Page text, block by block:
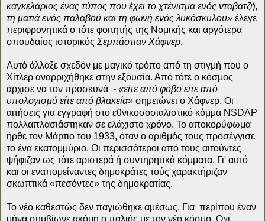
καγκελάριος ένας τύπος που έχει το χτένισμα ενός νταβατζή,
τη ματιά ενός παλαβού και τη φωνή ενός λυκόσκυλου» έλεγε
περιφρονητικά ο τότε φοιτητής της Νομικής και αργότερα
σπουδαίος ιστορικός Σεμπάστιαν Χάφνερ.
Αυτό άλλαξε σχεδόν με μαγικό τρόπο από τη στιγμή που ο
Χίτλερ αναρριχήθηκε στην εξουσία. Από τότε ο κόσμος
άρχισε να τον προσκυνά - «είτε από φόβο είτε από
υπολογισμό είτε από βλακεία» σημειώνει ο Χάφνερ. Οι
αιτήσεις για εγγραφή στο εθνικοσοσιαλιστικό κόμμα ΝSDAP
πολλαπλασιάστηκαν σε ελάχιστο χρόνο. Το αποκορύφωμα
ήρθε τον Μάρτιο του 1933, όταν ο αριθμός τους προσέγγισε
το ένα εκατομμύριο. Οι περισσότεροι από τους αιτούντες
ψήφιζαν ως τότε αριστερά ή συντηρητικά κόμματα. Γι' αυτό
και οι εναπομείναντες δημοκράτες τούς χαρακτήριζαν
σκωπτικά «πεσόντες» της δημοκρατίας.
Το νέο καθεστώς δεν παγιώθηκε αμέσως. Για περίπου έναν
μήνα συμβίωνε ακόμη ο παλιός με τον νέο κόσμο. Οχι